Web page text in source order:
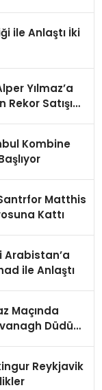
ile Anlaştı İki
Yılmaz’a
Satışını
Kombine
Matthis
Kattı
Arabistan’a
ile Anlaştı
Maçında
Düdük
Reykjavik